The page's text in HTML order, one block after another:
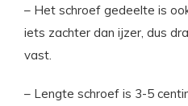
– Het schroef gedeelte is
iets zachter dan ijzer, dus
vast.
– Lengte schroef is 3-5